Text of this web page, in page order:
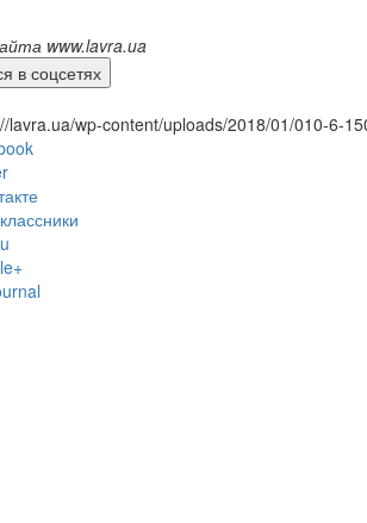
www.lavra.ua
в соцсетях
lavra.ua/wp-content/uploads/2018/01/010-6-